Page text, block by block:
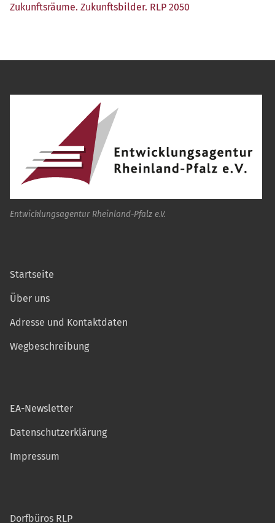
Zukunfts­räu­me. Zukunfts­bil­der. RLP 2050
Entwicklungsagentur Rheinland-Pfalz e.V.
Startseite
Über uns
Adresse und Kontaktdaten
Wegbeschreibung
EA-Newsletter
Datenschutzerklärung
Impressum
Dorfbüros RLP